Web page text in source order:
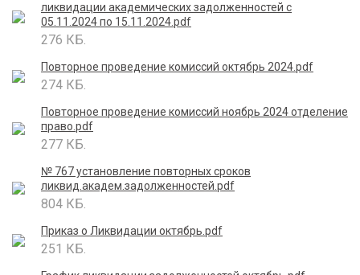
ликвидации академических задолженностей с
05.11.2024 по 15.11.2024.pdf
276 КБ.
Повторное проведение комиссий октябрь 2024.pdf
274 КБ.
Повторное проведение комиссий ноябрь 2024 отделение
право.pdf
277 КБ.
№ 767 установление повторных сроков
ликвид.академ.задолженностей.pdf
804 КБ.
Приказ о Ликвидации октябрь.pdf
251 КБ.